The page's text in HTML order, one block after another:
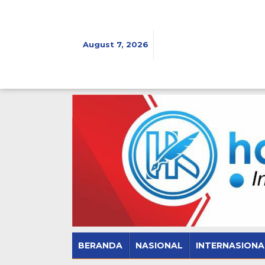
August 7, 2026
BERANDA NASIONAL